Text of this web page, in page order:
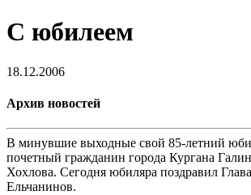
С юбилеем
18.12.2006
Архив новостей
В минувшие выходные свой 85-летний
почетный гражданин города Кургана
Хохлова. Сегодня юбиляра поздравил
Ельчанинов.